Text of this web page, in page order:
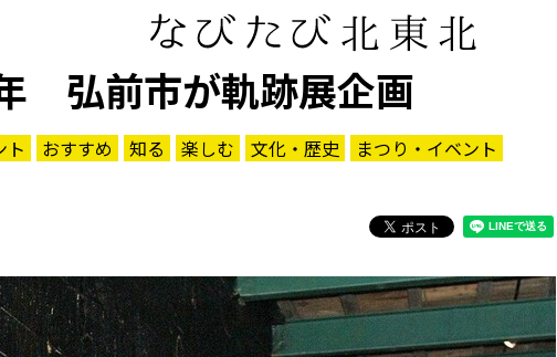
弘前市が軌跡展企画
ト おすすめ 知る 楽しむ 文化・歴史 まつり・イベント